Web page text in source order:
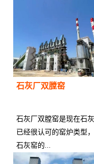
石灰厂双膛窑
石灰厂双膛窑是现在石
已经很认可的窑炉类型
石灰窑的...
供应商：